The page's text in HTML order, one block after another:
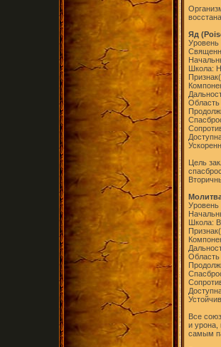
Яд
Уровень
Школа:
Область
Цель
Уровень
Школа:
Область
Все
и урона,
самым